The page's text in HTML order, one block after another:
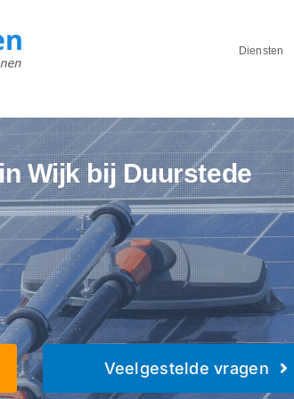
Diensten
Wijk bij Duurstede
Veelgestelde vragen